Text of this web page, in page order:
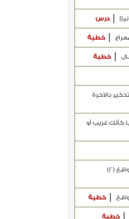
درس
خطبة
خطبة
بالآخرة
كأنك غريب أو
(2)
خطبة
خطبة